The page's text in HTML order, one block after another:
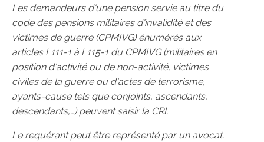
Les demandeurs d'une pension servie au titre du
code des pensions militaires d'invalidité et des
victimes de guerre (CPMIVG) énumérés aux
articles L111-1 à L115-1 du CPMIVG (militaires en
position d'activité ou de non-activité, victimes
civiles de la guerre ou d'actes de terrorisme,
ayants-cause tels que conjoints, ascendants,
descendants,…) peuvent saisir la CRI.
Le requérant peut être représenté par un avocat.